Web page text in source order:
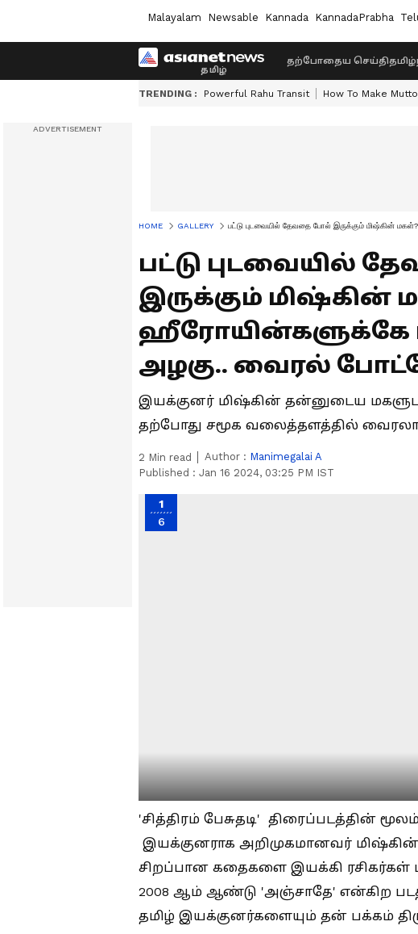
Malayalam Newsable Kannada KannadaPrabha
தற்போதைய செய்தி
TRENDING : Powerful Rahu Transit How To Make
HOME GALLERY பட்டு புடவையில் தேவதை போல் இருக்கும் மிஷ்கின்
பட்டு புடவையில்
இருக்கும் மிஷ்கின்
ஹீரோயின்களுக்கே
அழகு.. வைரல்
இயக்குனர் மிஷ்கின் தன்னுடைய
தற்போது சமூக வலைத்தளத்தில்
2 Min read Author : Manimegalai A
Published : Jan 16 2024, 03:25 PM IST
1
6
'சித்திரம் பேசுதடி' திரைப்படத்தின்
இயக்குனராக அறிமுகமானவர்
சிறப்பான கதைகளை இயக்கி
2008 ஆம் ஆண்டு 'அஞ்சாதே' என்கிற
தமிழ் இயக்குனர்களையும் தன் பக்கம்